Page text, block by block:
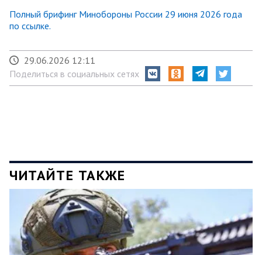
Полный брифинг Минобороны России 29 июня 2026 года
по ссылке.
29.06.2026 12:11
Поделиться в социальных сетях
ЧИТАЙТЕ ТАКЖЕ